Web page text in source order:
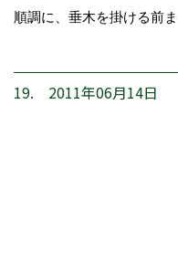
順調に、垂木を掛ける前ま
19. 2011年06月14日